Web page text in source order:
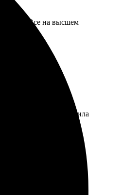
Все на высшем
работу получила
такой сувенир.